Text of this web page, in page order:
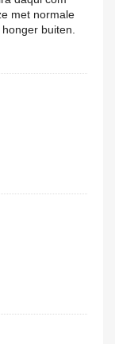
met normale
buiten.